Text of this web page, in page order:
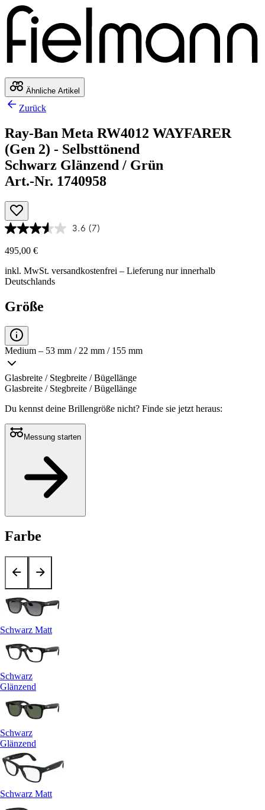
Ähnliche Artikel
Zurück
Ray-Ban Meta RW4012 WAYFARER
(Gen 2) - Selbsttönend
Schwarz Glänzend / Grün
Art.-Nr. 1740958
3.6 (7)
495,00 €
inkl. MwSt. versandkostenfrei – Lieferung nur innerhalb
Deutschlands
Größe
Medium – 53 mm / 22 mm / 155 mm
Glasbreite / Stegbreite / Bügellänge
Glasbreite / Stegbreite / Bügellänge
Du kennst deine Brillengröße nicht? Finde sie jetzt heraus:
Messung starten
Farbe
Schwarz Matt
Schwarz
Glänzend
Schwarz
Glänzend
Schwarz Matt